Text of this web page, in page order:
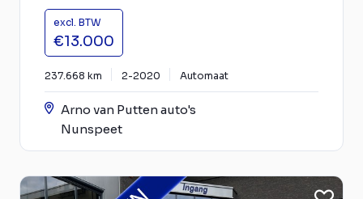
excl. BTW
€13.000
237.668 km 2-2020 Automaat
Arno van Putten auto's
Nunspeet